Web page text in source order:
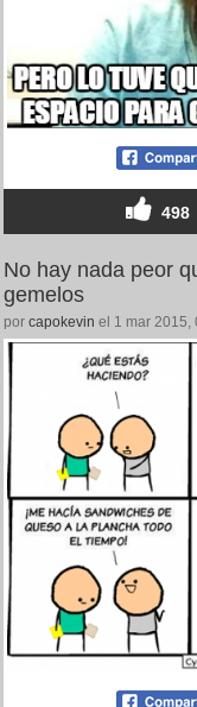
498
No hay nada peor
gemelos
por capokevin el 1 mar 2015,